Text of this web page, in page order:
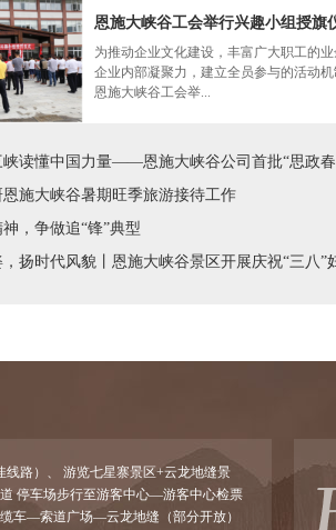
恩施大峡谷工会举行兴趣小组授旗
为推动企业文化建设，丰富广大职工的
企业内部凝聚力，建立全员参与的活动
恩施大峡谷工会举...
峡读懂中国力量——恩施大峡谷公司首批“思政
恩施大峡谷暑期旺季旅游接待工作
，争做追“锋”典型
扬时代风貌丨恩施大峡谷景区开展庆祝“三八”
线路）、 游览七星寨景区+云龙地缝景
停车场步行至游客中心—游客中心检票
车—索道广场—云龙地缝（部分开放）